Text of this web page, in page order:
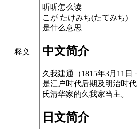
释义
听听怎么读
こが たけみち(たてみち)
是什么意思
中文简介
久我建通（1815年3月11日
是江户时代后期及明治时
氏清华家的久我家当主
日文简介